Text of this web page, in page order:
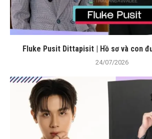
Fluke Pusit Dittapisit | Hồ sơ và con
24/07/2026